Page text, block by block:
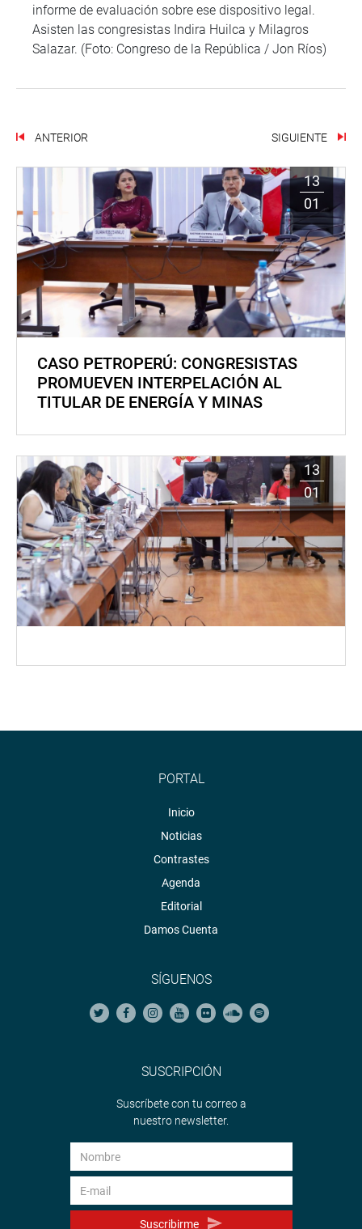
informe de evaluación sobre ese dispositivo legal.
Asisten las congresistas Indira Huilca y Milagros
Salazar. (Foto: Congreso de la República / Jon Ríos)
ANTERIOR SIGUIENTE
13
01
CASO PETROPERÚ: CONGRESISTAS
PROMUEVEN INTERPELACIÓN AL
TITULAR DE ENERGÍA Y MINAS
13
01
PORTAL
Inicio
Noticias
Contrastes
Agenda
Editorial
Damos Cuenta
SÍGUENOS
SUSCRIPCIÓN
Suscríbete con tu correo a
nuestro newsletter.
Suscribirme